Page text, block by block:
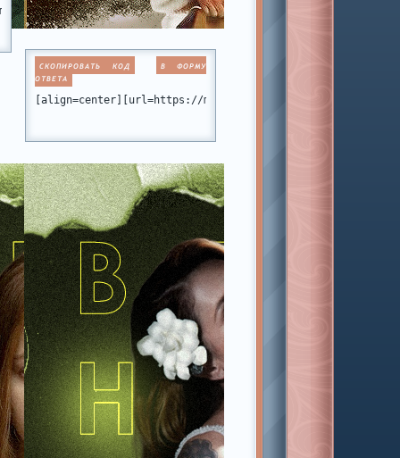
umXYjex.png[/img][/url][/align]
i.imgur.com/sBfgCQy.png[/img][/url][/
СКОПИРОВАТЬ КОД
В ФОРМУ
ОТВЕТА
[align=center][url=https://miamiclub.ru][img]https://